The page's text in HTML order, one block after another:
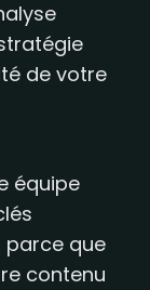
de votre
équipe
parce que
contenu